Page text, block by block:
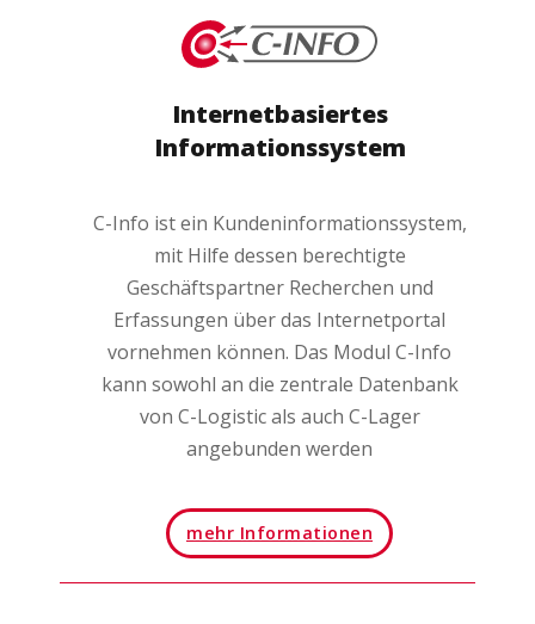
Internetbasiertes
Informationssystem
C-Info ist ein Kundeninformationssystem,
mit Hilfe dessen berechtigte
Geschäftspartner Recherchen und
Erfassungen über das Internetportal
vornehmen können. Das Modul C-Info
kann sowohl an die zentrale Datenbank
von C-Logistic als auch C-Lager
angebunden werden
mehr Informationen